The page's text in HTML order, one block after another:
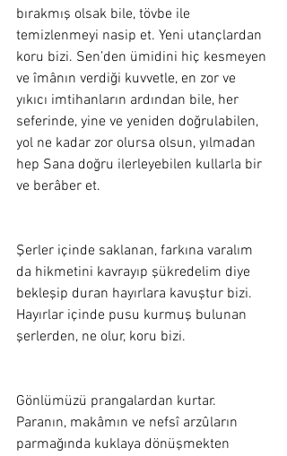
bırakmış olsak bile, tövbe ile
temizlenmeyi nasip et. Yeni utançlardan
koru bizi. Sen’den ümidini hiç kesmeyen
ve îmânın verdiği kuvvetle, en zor ve
yıkıcı imtihanların ardından bile, her
seferinde, yine ve yeniden doğrulabilen,
yol ne kadar zor olursa olsun, yılmadan
hep Sana doğru ilerleyebilen kullarla bir
ve berâber et.
Şerler içinde saklanan, farkına varalım
da hikmetini kavrayıp şükredelim diye
bekleşip duran hayırlara kavuştur bizi.
Hayırlar içinde pusu kurmuş bulunan
şerlerden, ne olur, koru bizi.
Gönlümüzü prangalardan kurtar.
Paranın, makâmın ve nefsî arzûların
parmağında kuklaya dönüşmekten